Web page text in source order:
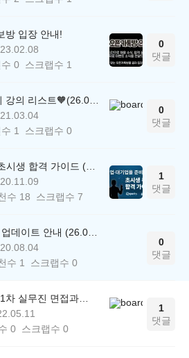
방 입장 안내!
0 스크랩수 1
0
댓글
🧡위포트 전공필기 강의 리스트🧡(26.05.22 ver.)
1 스크랩수 0
0
댓글
💡공기업·대기업 초시생 합격 가이드 (26.04.21 ver.)
수 18 스크랩수 7
1
댓글
💡2026 신규 강의 업데이트 안내 (26.04.17 ver.)
수 1 스크랩수 0
0
댓글
최종면접질문(feat.1차 실무진 면접과의 차이점)
0 스크랩수 0
1
댓글